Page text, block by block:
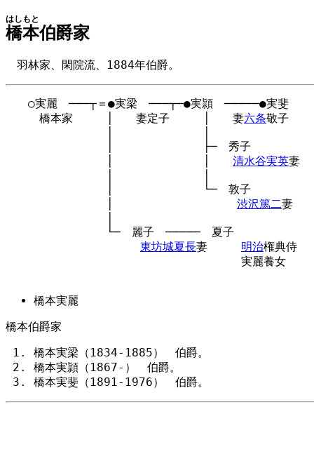
橋本
はしもと
伯爵家
羽林家、閑院流、1884年伯爵。
○実麗　───┬＝●実梁　───┬─●実頴　─────●実斐
橋本家　　　│　　妻定子　　　│　　妻六条敬子
│　　　　　　　　├─　秀子
清水谷実英妻
│　　　　　　　　└─　敦子
渋沢篤二妻
└─　麗子　─────　夏子
東坊城夏長妻 明治権典侍
実麗養女
橋本実麗
橋本伯爵家
橋本実梁（1834-1885） 伯爵。
橋本実頴（1867-） 伯爵。
橋本実斐（1891-1976） 伯爵。